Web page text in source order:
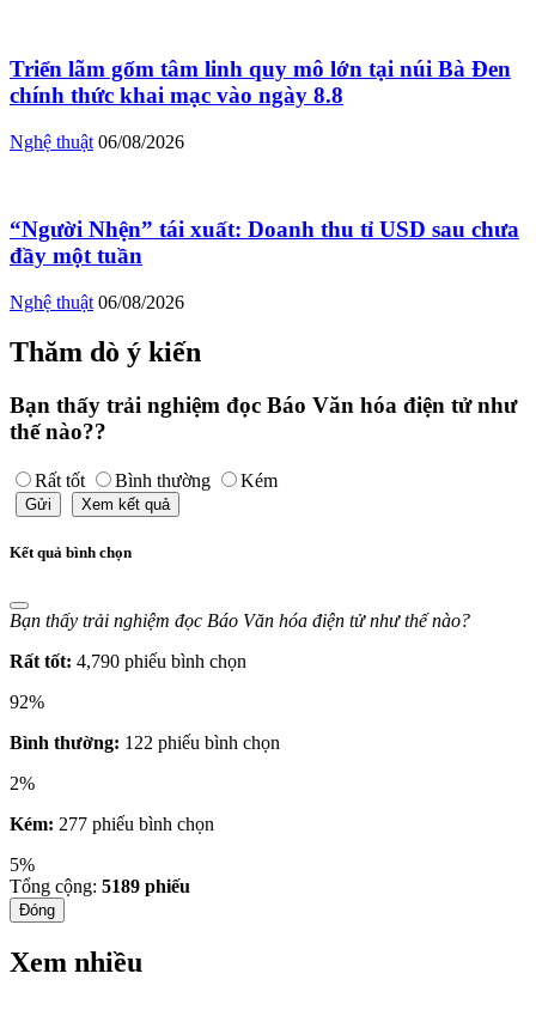
Triển lãm gốm tâm linh quy mô lớn tại núi Bà Đen
chính thức khai mạc vào ngày 8.8
Nghệ thuật 06/08/2026
“Người Nhện” tái xuất: Doanh thu tỉ USD sau chưa
đầy một tuần
Nghệ thuật 06/08/2026
Thăm dò ý kiến
Bạn thấy trải nghiệm đọc Báo Văn hóa điện tử như
thế nào??
Rất tốt Bình thường Kém
Gửi Xem kết quả
Kết quả bình chọn
Bạn thấy trải nghiệm đọc Báo Văn hóa điện tử như thế nào?
Rất tốt: 4,790 phiếu bình chọn
92%
Bình thường: 122 phiếu bình chọn
2%
Kém: 277 phiếu bình chọn
5%
Tổng cộng: 5189 phiếu
Đóng
Xem nhiều